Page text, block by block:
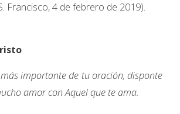
Francisco, 4 de febrero de 2019).
importante de tu oración, disponte
amor con Aquel que te ama.